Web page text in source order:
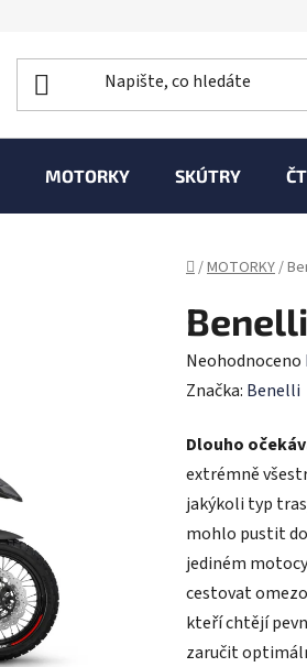
MOTORKY SKÚTRY
Domů
/MOTORKY/
Průměrné
hodnocení
je
0,0
z
5
hvězdiček.
Neohodnoceno
Značka: Benelli
Dlouho
extrémně
jakýkoli typ
mohlo pustit do
jediném
cestovat
kteří chtějí
zaručit